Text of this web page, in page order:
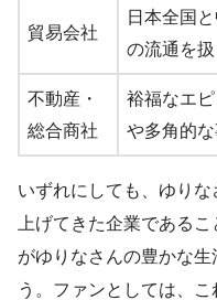
貿易会社
日本全国
の流通を扱
不動産・
総合商社
裕福なエ
や多角的な
いずれにしても、ゆり
上げてきた企業である
がゆりなさんの豊かな
う。ファンとしては、